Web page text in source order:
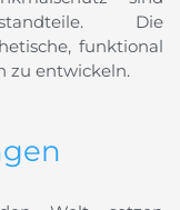
Die
funktional
zu entwickeln.